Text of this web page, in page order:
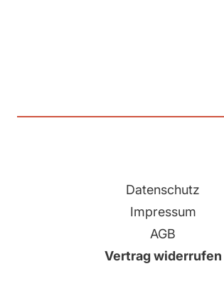
Datenschutz
Impressum
AGB
Vertrag widerrufen